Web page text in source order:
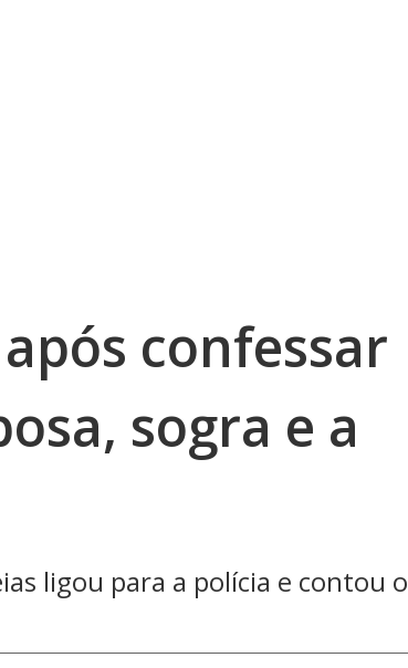
confessar
sogra e a
ligou para a polícia e contou o